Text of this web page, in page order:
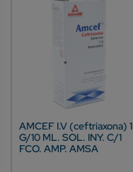
AMCEF I.V (ceftriaxona) 1
G/10 ML. SOL. INY. C/1
FCO. AMP. AMSA